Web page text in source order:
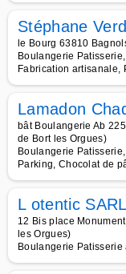
Stéphane
le Bourg 63810
Boulangerie
Fabrication artisanale,
Lamadon
bât Boulangerie Ab
de Bort les Orgues)
Boulangerie
Parking, Chocolat de
L otentic SARL
12 Bis place
les Orgues)
Boulangerie